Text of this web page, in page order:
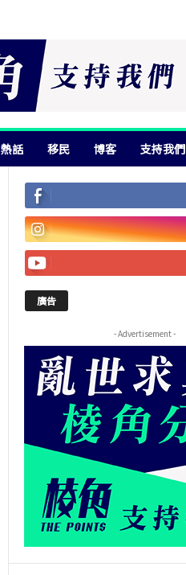
熱話 移民 博客 支持我們
廣告
- Advertisement -